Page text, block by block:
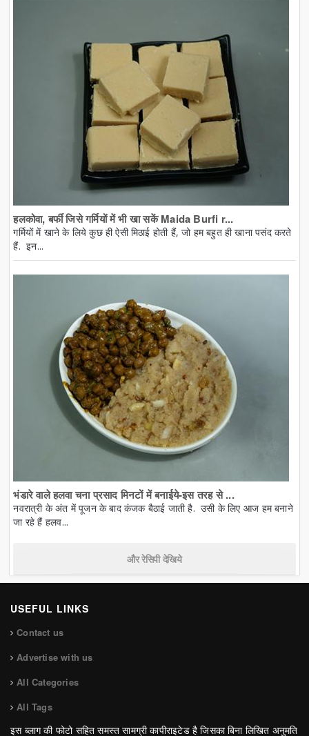
हलकोवा, बर्फी जिसे गर्मियों में भी खा सकें Maida Burfi r...
गर्मियों में खाने के लिये कुछ ही ऐसी मिठाई होती हैं, जो हम बहुत ही खाना पसंद करते
हैं. इन...
भंडारे वाले हलवा चना प्रसाद मिनटों में बनाईये-इस तरह से ...
नवरात्री के अंत में पूजन के बाद कंजक बैठाई जाती है. उसी के लिए आज हम बनाने
जा रहे हैं हलव...
और रेसिपी देखिये
USEFUL LINKS
Contact us
Advertise with us
All Categories
All Tags
इस ब्लाग की फोटो सहित समस्त सामग्री कापीराइटेड है जिसका बिना लिखित अनुमति